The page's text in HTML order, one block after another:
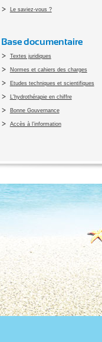
Le saviez-vous ?
Base documentaire
Textes juridiques
Normes et cahiers des charges
Etudes techniques et scientifiques
L'hydrothérapie en chiffre
Bonne Gouvernance
Accès à l’information